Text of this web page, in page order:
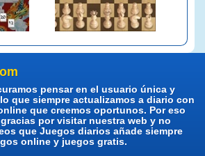
pensar en el usuario única y
que siempre actualizamos a diario con
que creemos oportunos. Por eso
por visitar nuestra web y no
que Juegos diarios añade siempre
online y juegos gratis.